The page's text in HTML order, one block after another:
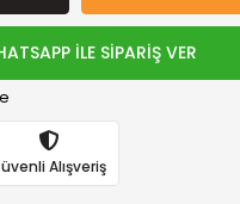
İLE SİPARİŞ VER
Alışveriş